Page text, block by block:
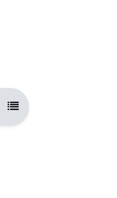
Open course index